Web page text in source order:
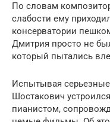
По словам
слабости ему
консерватории
Дмитрия просто не
который пытались
Испытывая
Шостакович
пианистом,